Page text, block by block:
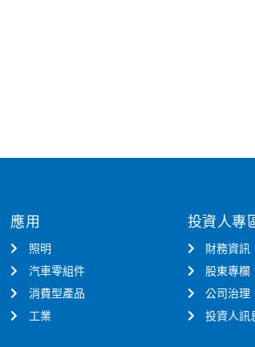
應用
照明
汽車零組件
消費型產品
工業
投資人專
財務資訊
股東專欄
公司治理
投資人訊